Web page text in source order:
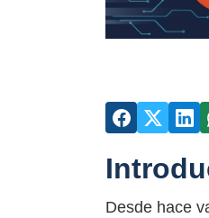
Desde hace